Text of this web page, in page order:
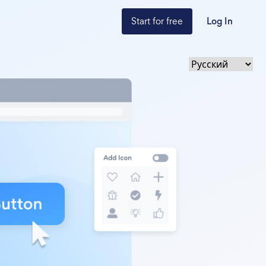
Start for free Log In